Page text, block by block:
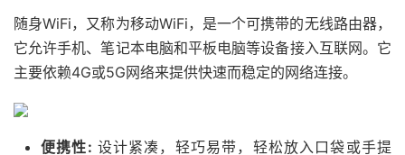
随身WiFi，又称为移动WiFi，是一个可携带的无线路由器，
它允许手机、笔记本电脑和平板电脑等设备接入互联网。它
主要依赖4G或5G网络来提供快速而稳定的网络连接。
便携性: 设计紧凑，轻巧易带，轻松放入口袋或手提